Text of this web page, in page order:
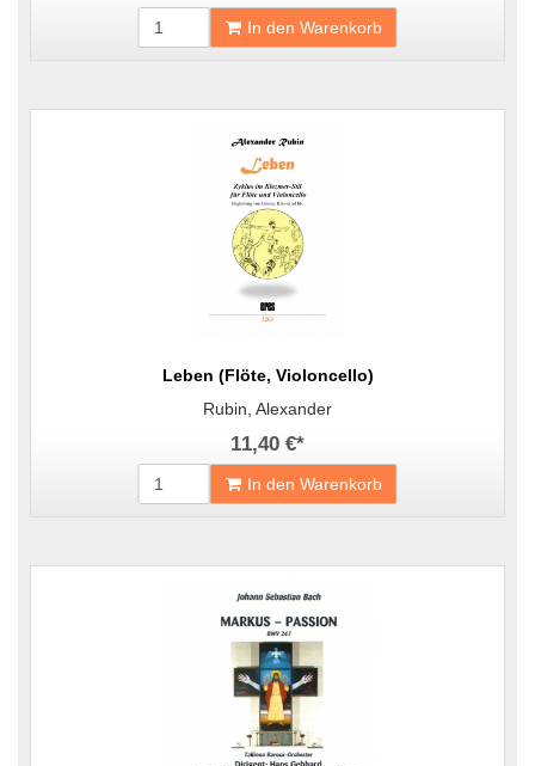
In den Warenkorb
Leben (Flöte, Violoncello)
Rubin, Alexander
11,40 €*
In den Warenkorb